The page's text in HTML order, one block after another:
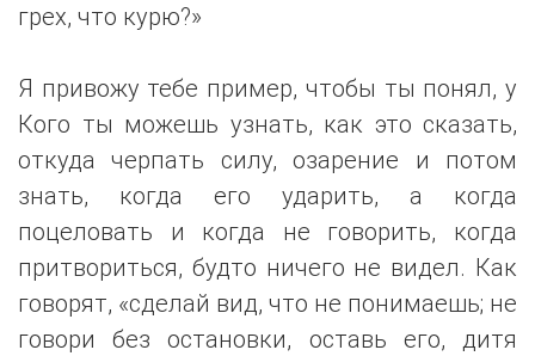
грех, что курю?»
Я привожу тебе пример, чтобы ты понял, у
Кого ты можешь узнать, как это сказать,
откуда черпать силу, озарение и потом
знать, когда его ударить, а когда
поцеловать и когда не говорить, когда
притвориться, будто ничего не видел. Как
говорят, «сделай вид, что не понимаешь; не
говори без остановки, оставь его, дитя